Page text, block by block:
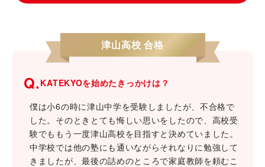
津山高校 合格
Q.KATEKYOを始めたきっかけは？
僕は小6の時に津山中学を受験しましたが、不合格で
した。そのときとても悔しい思いをしたので、高校受
験でももう一度津山高校を目指すと決めていました。
中学校では他の塾にも通いながらそれなりに勉強して
きましたが、最後の詰めのところで家庭教師を頼むこ